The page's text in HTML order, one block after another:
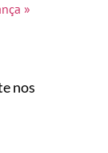
»
nos